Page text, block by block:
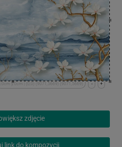
+
-
x:0cm y:0cm | (0,0) (9071,5669) (9071,5669)
zdjęcie
link do kompozycji